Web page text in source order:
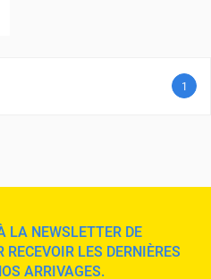
1
LA NEWSLETTER DE
RECEVOIR LES DERNIÈRES
ARRIVAGES.